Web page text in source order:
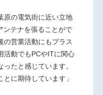
原の電気街に近い立地
ンテナを張ることがで
の営業活動にもプラス
活動でもPCやITに関心
たと感じています。
に期待しています」